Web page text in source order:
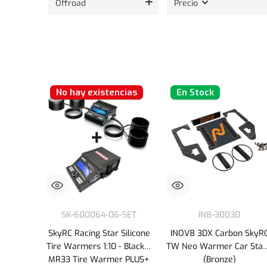
Offroad Precio
No hay existencias
SK-600064-06-SET
SkyRC Racing Star Silicone
Tire Warmers 1:10 - Black +
MR33 Tire Warmer PLUS+
En Stock
IN8-30030
INOV8 3DX Carbon
TW Neo Warmer Car
(Bronze)